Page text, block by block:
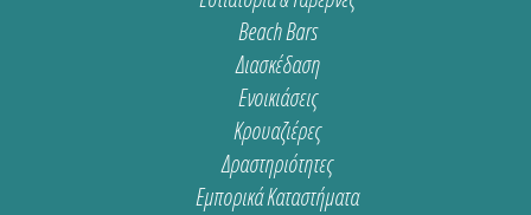
Beach Bars
Διασκέδαση
Ενοικιάσεις
Κρουαζιέρες
Δραστηριότητες
Εμπορικά Καταστήματα